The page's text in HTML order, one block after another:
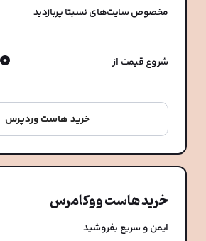
مخصوص سایت‌های نسبتا پربازدید
شروع قیمت از
خرید هاست وردپرس
خرید هاست ووکامرس
ایمن و سریع بفروشید